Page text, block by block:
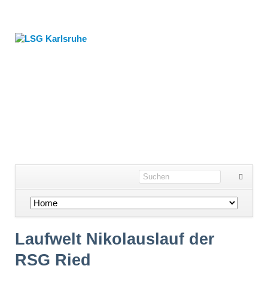
Navigation
Laufwelt Nikolauslauf der
RSG Ried